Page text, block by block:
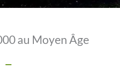
au Moyen Âge